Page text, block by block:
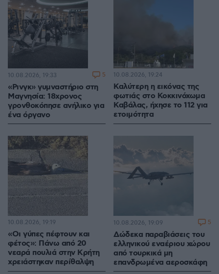
«Ρινγκ» γυμναστήριο στη
Μαγνησία: 18χρονος
γρονθοκόπησε ανήλικο για
ένα όργανο
10.08.2026, 19:33 5
Καλύτερη η εικόνας της
φωτιάς στο Κοκκινόχωμα
Καβάλας, ήχησε το 112 για
ετοιμότητα
10.08.2026, 19:24
«Οι γύπες πέφτουν και
φέτος»: Πάνω από 20
νεαρά πουλιά στην Κρήτη
χρειάστηκαν περίθαλψη
10.08.2026, 19:19
Δώδεκα παραβιάσεις του
ελληνικού εναέριου χώρου
από τουρκικά μη
επανδρωμένα αεροσκάφη
10.08.2026, 19:09 5